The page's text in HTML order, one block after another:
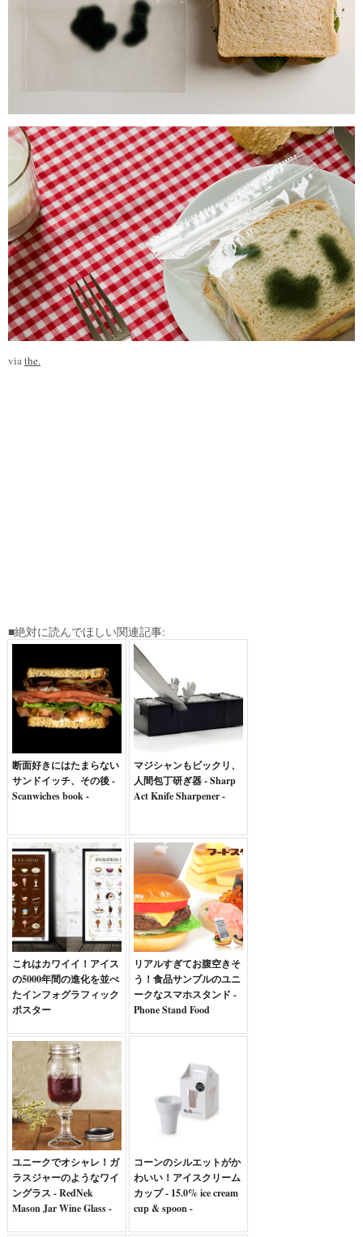
viathe.
■絶対に読んでほしい関連記事:
断面好きにはたまらない
サンドイッチ、その後 -
Scanwiches book -
マジシャンもビックリ、
人間包丁研ぎ器 - Sharp
Act Knife Sharpener -
これはカワイイ！アイス
の5000年間の進化を並べ
たインフォグラフィック
ポスター
リアルすぎてお腹空きそ
う！食品サンプルのユニ
ークなスマホスタンド -
Phone Stand Food
ユニークでオシャレ！ガ
ラスジャーのようなワイ
ングラス - RedNek
Mason Jar Wine Glass -
コーンのシルエットがか
わいい！アイスクリーム
カップ - 15.0% ice cream
cup & spoon -